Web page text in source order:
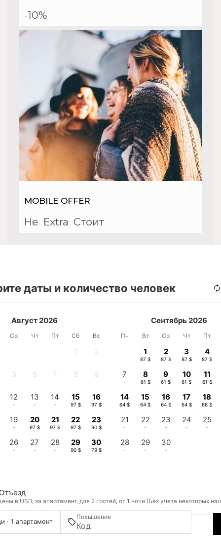
-10%
MOBILE OFFER
Не Extra Стоит
даты и количество человек
Август 2026
Ср Чт Пт Сб Вс
1 2
5 6 7 8 9
12
-
13
-
14
-
15
97 $
16
97 $
19
-
20
97 $
21
97 $
22
97 $
23
90 $
26
-
27
-
28
-
29
90 $
30
79 $
Сентябрь 2026
Пн Вт Ср Чт Пт
1
87 $
2
87 $
3
87 $
4
87 $
7
-
8
61 $
9
61 $
10
61 $
11
61 $
14
64 $
15
64 $
16
64 $
17
64 $
18
88 $
21
-
22
-
23
-
24
-
25
-
28
-
29
-
30
-
в USD, за апартамент, для 2 гостей, от 1 ночи (Без учета некоторых
· 1 апартамент
Повышение